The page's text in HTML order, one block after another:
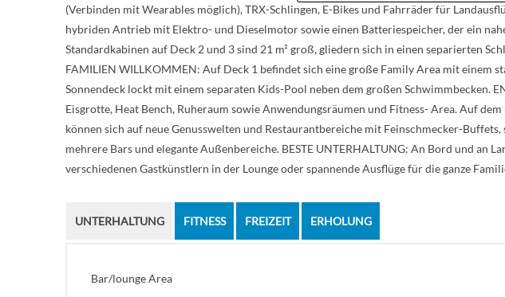
(Verbinden mit Wearables möglich), TRX-Schlingen, E-Bikes und Fahrräder für
hybriden Antrieb mit Elektro- und Dieselmotor sowie einen Batteriespeicher, der ein
Standardkabinen auf Deck 2 und 3 sind 21 m² groß, gliedern sich in einen separierten
FAMILIEN WILLKOMMEN: Auf Deck 1 befindet sich eine große Family Area mit einem
Sonnendeck lockt mit einem separaten Kids-Pool neben dem großen Schwimmbecken.
Eisgrotte, Heat Bench, Ruheraum sowie Anwendungsräumen und Fitness- Area. Auf
können sich auf neue Genusswelten und Restaurantbereiche mit Feinschmecker-
mehrere Bars und elegante Außenbereiche. BESTE UNTERHALTUNG: An Bord und
verschiedenen Gastkünstlern in der Lounge oder spannende Ausflüge für die ganze
UNTERHALTUNG FITNESS FREIZEIT ERHOLUNG
Bar/lounge Area